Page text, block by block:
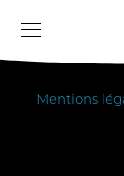
Mentions